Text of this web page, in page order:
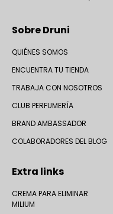
Sobre Druni
QUIÉNES SOMOS
ENCUENTRA TU TIENDA
TRABAJA CON NOSOTROS
CLUB PERFUMERÍA
BRAND AMBASSADOR
COLABORADORES DEL BLOG
Extra links
CREMA PARA ELIMINAR
MILIUM